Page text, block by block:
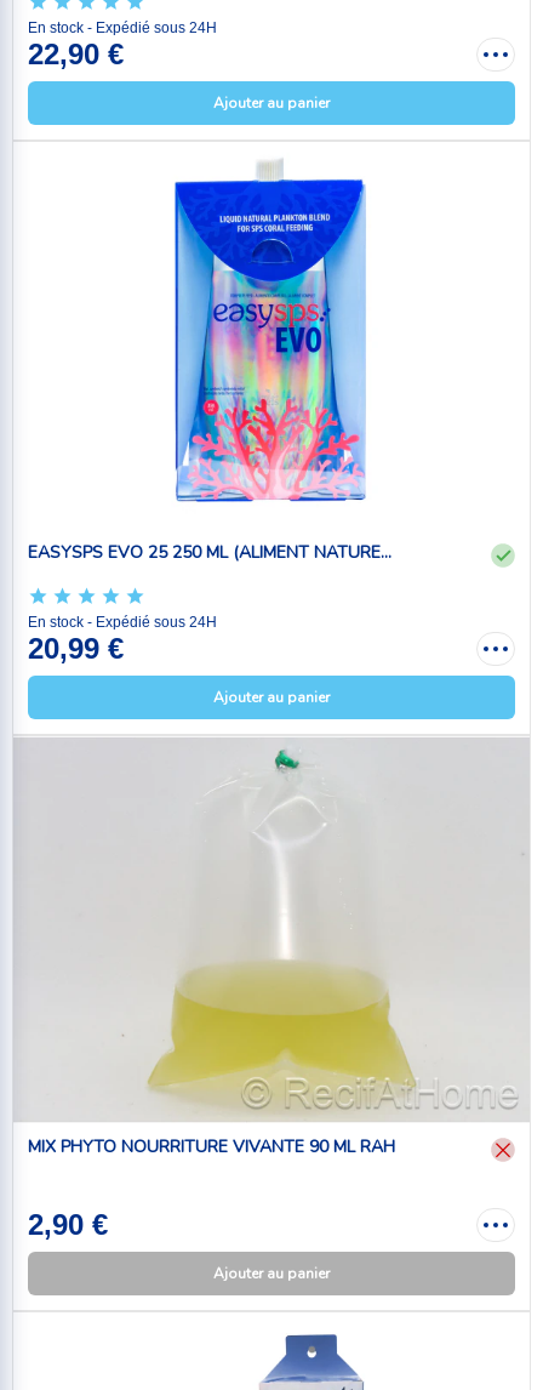
En stock - Expédié sous 24H
22,90 €
Ajouter au panier
EASYSPS EVO 25 250 ML (ALIMENT NATURE...
En stock - Expédié sous 24H
20,99 €
Ajouter au panier
MIX PHYTO NOURRITURE VIVANTE 90 ML RAH
2,90 €
Ajouter au panier